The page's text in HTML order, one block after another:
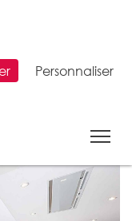
Personnaliser